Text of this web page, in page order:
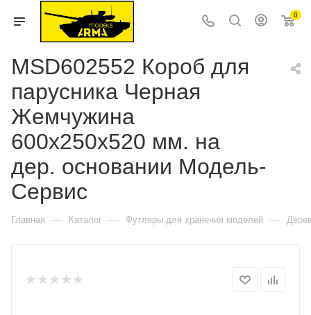
0
MSD602552 Короб для
парусника Черная
Жемчужина
600х250х520 мм. на
дер. основании Модель-
Сервис
Главная — Каталог — Футляры для хранения моделей —